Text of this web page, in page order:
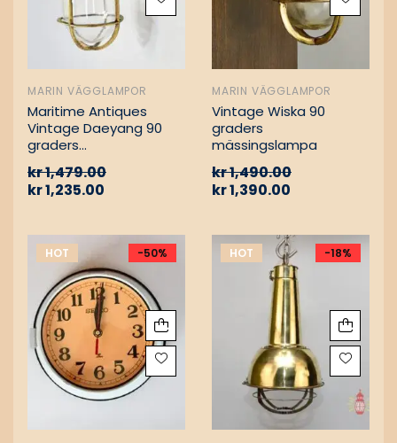
MARIN VÄGGLAMPOR
Maritime Antiques
Vintage Daeyang 90
graders
kr1,479.00
kr1,235.00
MARIN VÄGGLAMPOR
Vintage Wiska 90
graders
mässingslampa
kr1,490.00
kr1,390.00
HOT -50% HOT -18%